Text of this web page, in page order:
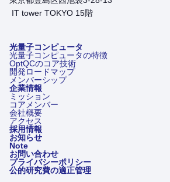
IT tower TOKYO 15階
光量子コンピュータ
光量子コンピュータの特徴
OptQCのコア技術
開発ロードマップ
メンバーシップ
企業情報
ミッション
コアメンバー
会社概要
アクセス
採用情報
お知らせ
Note
お問い合わせ
プライバシーポリシー
公的研究費の適正管理